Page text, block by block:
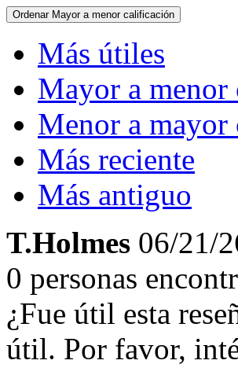
Ordenar Mayor a menor calificación
Más útiles
Mayor a
Menor a
Más reciente
Más antiguo
T.Holmes 06/21/
0 personas
¿Fue útil esta
útil. Por favor,